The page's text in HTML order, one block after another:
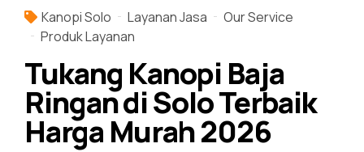
Kanopi Solo Layanan Jasa
Our Service
Produk Layanan
Tukang Kanopi Baja
Ringan di Solo Terbaik
Harga Murah 2026